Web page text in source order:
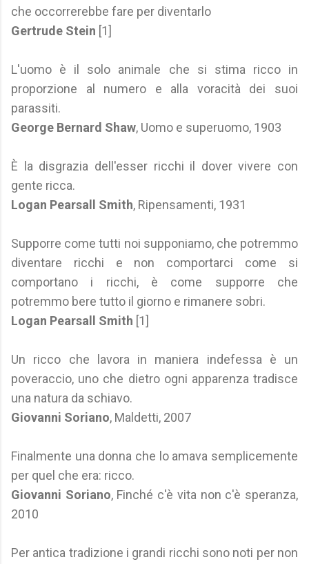
che occorrerebbe fare per diventarlo
Gertrude Stein [1]
L'uomo è il solo animale che si stima ricco in
proporzione al numero e alla voracità dei suoi
parassiti.
George Bernard Shaw, Uomo e superuomo, 1903
È la disgrazia dell'esser ricchi il dover vivere con
gente ricca.
Logan Pearsall Smith, Ripensamenti, 1931
Supporre come tutti noi supponiamo, che potremmo
diventare ricchi e non comportarci come si
comportano i ricchi, è come supporre che
potremmo bere tutto il giorno e rimanere sobri.
Logan Pearsall Smith [1]
Un ricco che lavora in maniera indefessa è un
poveraccio, uno che dietro ogni apparenza tradisce
una natura da schiavo.
Giovanni Soriano, Maldetti, 2007
Finalmente una donna che lo amava semplicemente
per quel che era: ricco.
Giovanni Soriano, Finché c'è vita non c'è speranza,
2010
Per antica tradizione i grandi ricchi sono noti per non